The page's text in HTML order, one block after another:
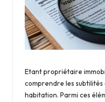
o
r
a
ti
o
Etant propriétaire
comprendre les subtilités
habitation. Parmi ces